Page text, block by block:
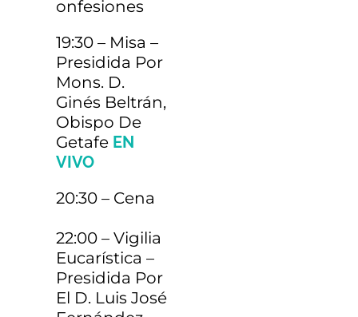
Onfesiones
19:30 – Misa –
Presidida Por
Mons. D.
Ginés Beltrán,
Obispo De
Getafe EN
VIVO
20:30 – Cena
22:00 – Vigilia
Eucarística –
Presidida Por
El D. Luis José
Autobús desde
Barcelona (Ida y
vuelta)
Salida el día 10 de julio desde Sants
Estació a las 6:30. Vuelta el domingo 12 de
Contacto: cgaschr@gmail.com
Transporte desde
Salamanca
Contacto:María Montero: 658156422